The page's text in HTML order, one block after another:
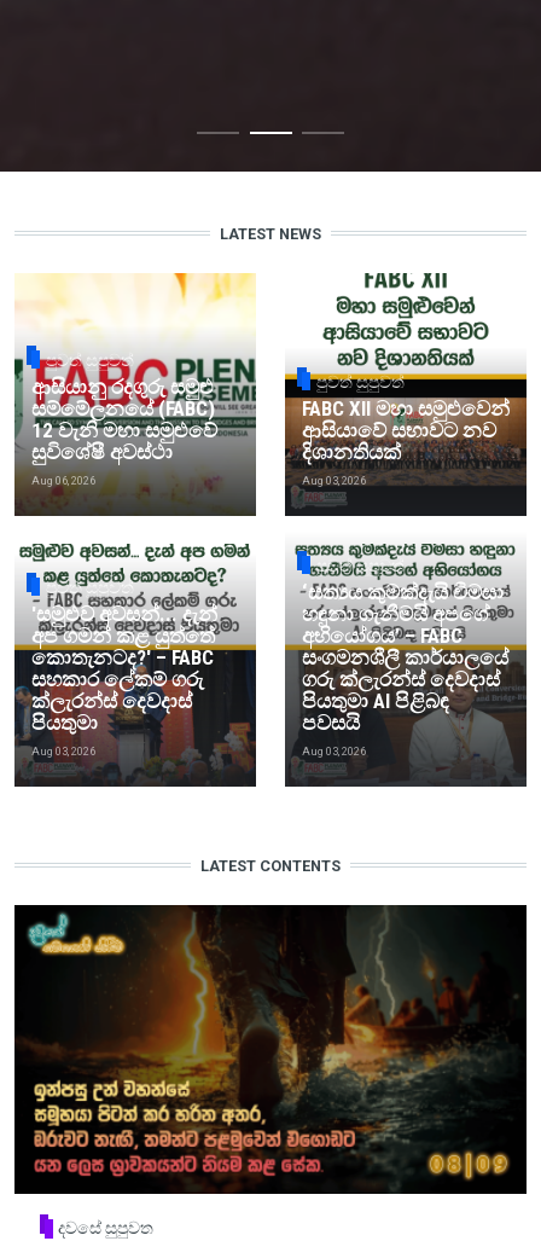
LATEST NEWS
පුවත් සුපුවත්
ආසියානු රදගුරු සමුළු
සම්මේලනයේ (FABC)
12 වැනි මහා සමුළුවේ
සුවිශේෂී අවස්ථා
Aug 06, 2026
පුවත් සුපුවත්
FABC XII මහා සමුළුවෙන්
ආසියාවේ සභාවට නව
දිශානතියක්
Aug 03, 2026
පුවත් සුපුවත්
'සමුළුව අවසන්... දැන්
අප ගමන් කළ යුත්තේ
කොතැනටද?' – FABC
සහකාර ලේකම් ගරු
ක්ලැරන්ස් දෙවදාස්
පියතුමා
Aug 03, 2026
පුවත් සුපුවත්
‘සත්‍යය කුමක්දැයි විමසා
හඳුනා ගැනීමයි අපගේ
අභියෝගය’ – FABC
සංගමනශීලී කාර්යාලයේ
ගරු ක්ලැරන්ස් දෙවදාස්
පියතුමා AI පිළිබඳ
පවසයි
Aug 03, 2026
LATEST CONTENTS
දවසේ සුපුවත